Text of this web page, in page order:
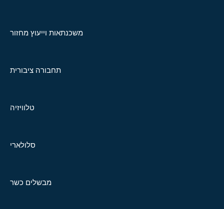
משכנתאות וייעוץ מחזור
תחבורה ציבורית
טלוויזיה
סלולארי
מבשלים כשר